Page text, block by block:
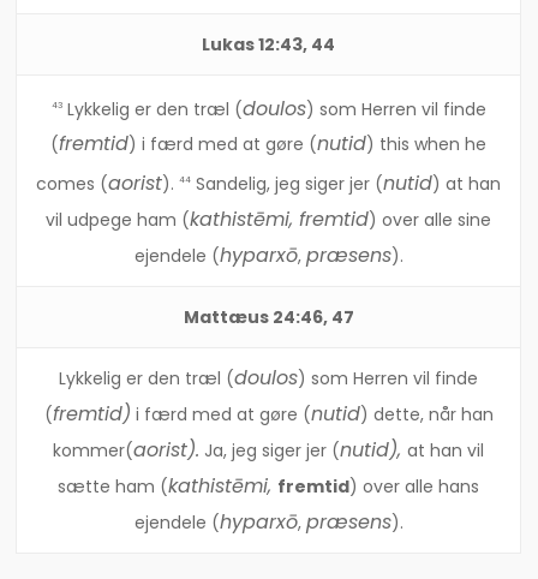
Lukas 12:43, 44
43Lykkelig er den træl (doulos) som Herren vil finde
(fremtid) i færd med at gøre (nutid) this when he
comes (aorist).44 Sandelig, jeg siger jer (nutid) at han
vil udpege ham (kathistēmi,fremtid) over alle sine
ejendele (hyparxō, præsens).
Mattæus 24:46, 47
Lykkelig er den træl (doulos) som Herren vil finde
(fremtid) i færd med at gøre (nutid) dette, når han
kommer(aorist). Ja, jeg siger jer (nutid),at han vil
sætte ham (kathistēmi, fremtid) over alle hans
ejendele (hyparxō, præsens).